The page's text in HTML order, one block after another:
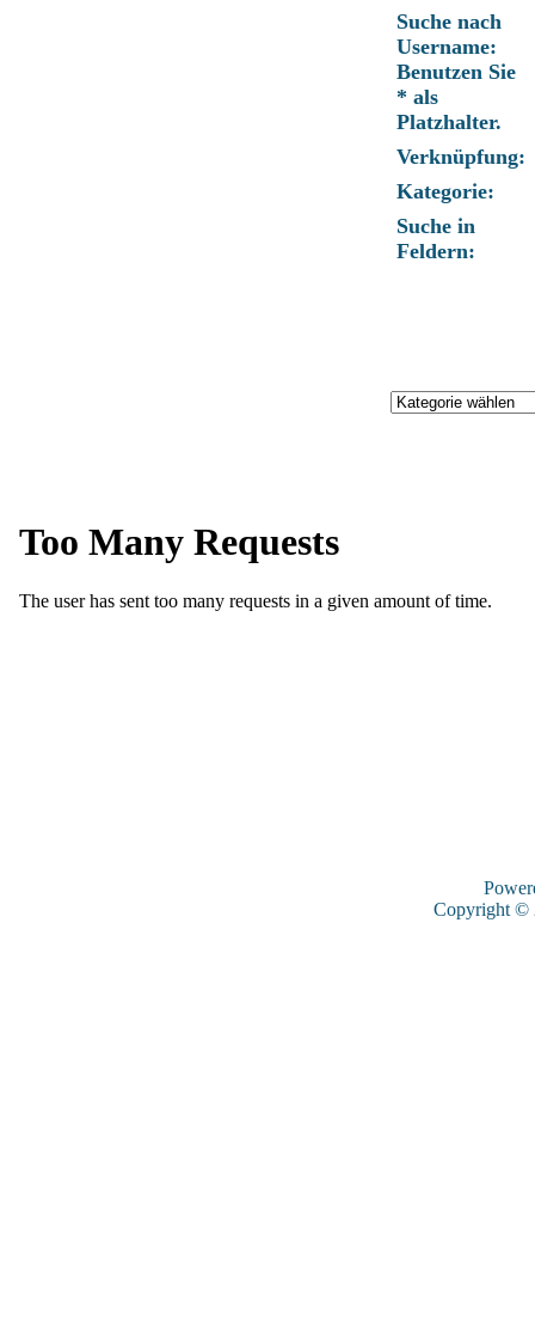
Suche nach
Username:
Benutzen Sie
* als
Platzhalter.
Verknüpfung:
Kategorie:
Suche in
Feldern:
Copyright ©